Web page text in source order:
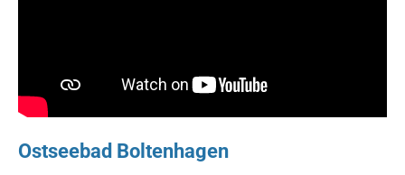
Ostseebad Boltenhagen